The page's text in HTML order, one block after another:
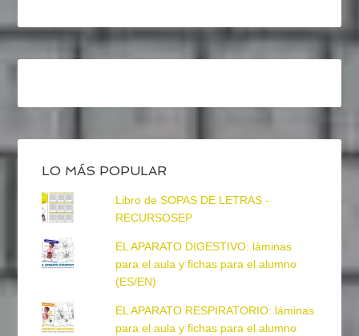
LO MÁS POPULAR
Libro de SOPAS DE LETRAS -
RECURSOSEP
EL APARATO DIGESTIVO: láminas
para el aula y fichas para el alumno
(ES/EN)
EL APARATO RESPIRATORIO: láminas
para el aula y fichas para el alumno